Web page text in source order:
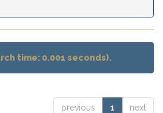
time: 0.001 seconds).
previous 1 next